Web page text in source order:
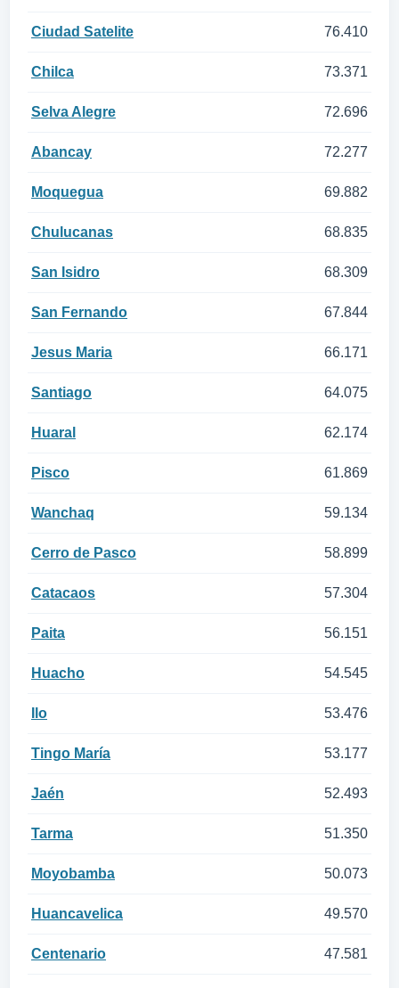
Ciudad Satelite 76.410
Chilca 73.371
Selva Alegre 72.696
Abancay 72.277
Moquegua 69.882
Chulucanas 68.835
San Isidro 68.309
San Fernando 67.844
Jesus Maria 66.171
Santiago 64.075
Huaral 62.174
Pisco 61.869
Wanchaq 59.134
Cerro de Pasco 58.899
Catacaos 57.304
Paita 56.151
Huacho 54.545
Ilo 53.476
Tingo María 53.177
Jaén 52.493
Tarma 51.350
Moyobamba 50.073
Huancavelica 49.570
Centenario 47.581